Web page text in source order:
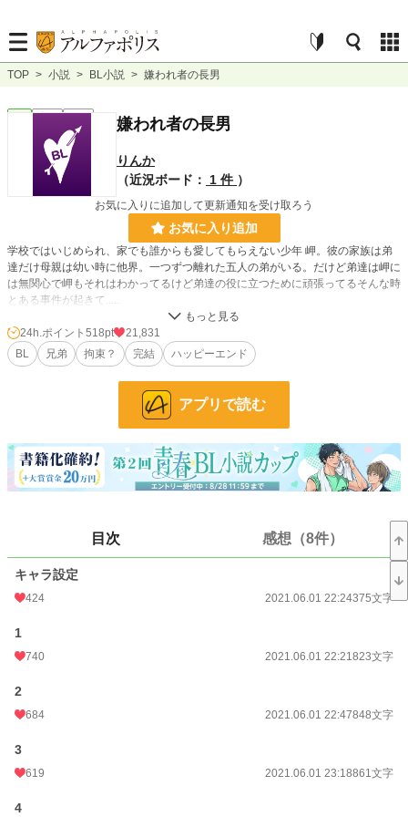
TOP > 小説 > BL小説 > 嫌われ者の長男
完結 短編 嫌われ者の長男
りんか
（近況ボード：
1 件 ）
お気に入りに追加して更新通知を受け取ろう
お気に入り追加
学校ではいじめられ、家でも誰からも愛してもらえない少年 岬。彼の家族は弟
達だけ母親は幼い時に他界。一つずつ離れた五人の弟がいる。だけど弟達は岬に
は無関心で岬もそれはわかってるけど弟達の役に立つために頑張ってるそんな時
とある事件が起きて.....
小説 2,925 位 / 228,921 件
文字数 69,667
2021.06.01 22:21
週間ポイント
月間ポイント
年間ポイント
累計ポイント
24h.ポイント 518pt
21,831
BL
兄弟 拘束？ 完結 ハッピーエンド
アプリで読む
目次 感想（8件）
キャラ設定
424 2021.06.01 22:24375文字
1
740 2021.06.01 22:21823文字
2
684 2021.06.01 22:47848文字
3
619 2021.06.01 23:18861文字
4